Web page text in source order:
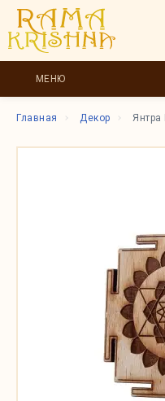
МЕНЮ
Главная Декор Янтра